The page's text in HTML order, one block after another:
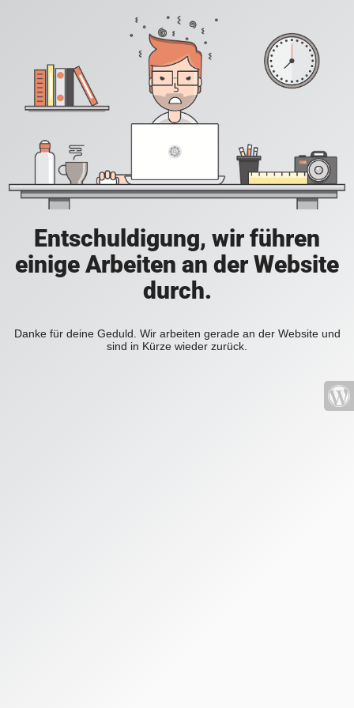
Entschuldigung, wir führen
einige Arbeiten an der Website
durch.
Danke für deine Geduld. Wir arbeiten gerade an der Website und
sind in Kürze wieder zurück.